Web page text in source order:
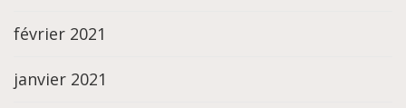
février 2021
janvier 2021